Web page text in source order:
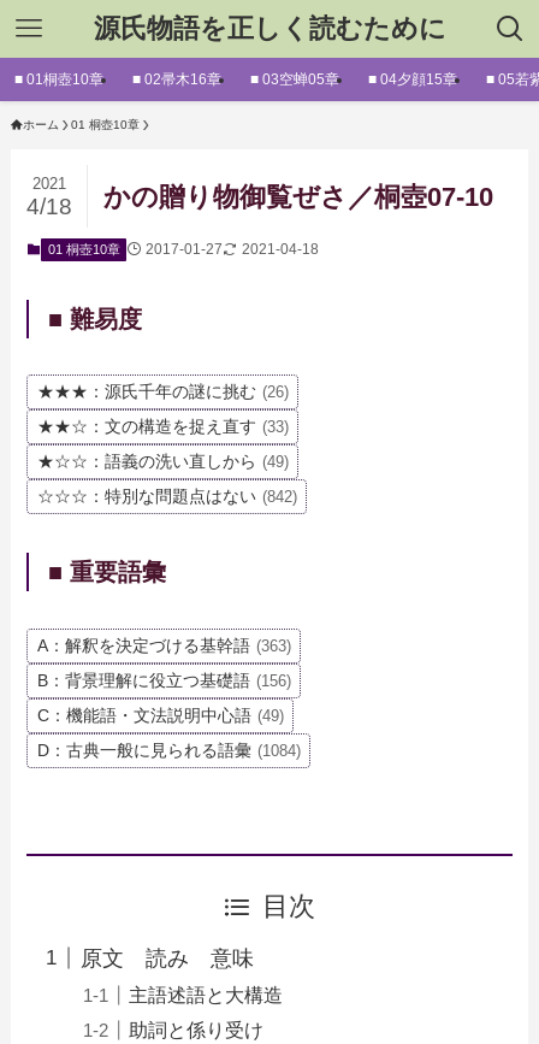
源氏物語を正しく読むために
■ 01桐壺10章 ■ 02帚木16章 ■ 03空蝉05章 ■ 04夕顔15章 ■ 05若
ホーム 01 桐壺10章
かの贈り物御覧ぜさ／桐壺07-10
2021
4/18
01 桐壺10章 2017-01-27 2021-04-18
■ 難易度
★★★：源氏千年の謎に挑む (26)
★★☆：文の構造を捉え直す (33)
★☆☆：語義の洗い直しから (49)
☆☆☆：特別な問題点はない (842)
■ 重要語彙
A：解釈を決定づける基幹語 (363)
B：背景理解に役立つ基礎語 (156)
C：機能語・文法説明中心語 (49)
D：古典一般に見られる語彙 (1084)
目次
原文 読み 意味
主語述語と大構造
助詞と係り受け